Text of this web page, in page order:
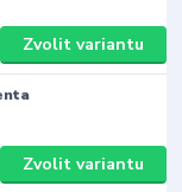
Zvolit variantu
Zvolit variantu